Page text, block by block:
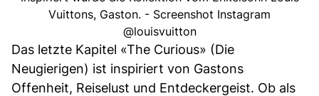
Vuittons, Gaston. - Screenshot Instagram
@louisvuitton
Das letzte Kapitel «The Curious» (Die
Neugierigen) ist inspiriert von Gastons
Offenheit, Reiselust und Entdeckergeist. Ob als